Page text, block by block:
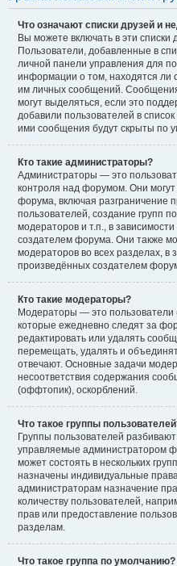
Что означают списки друзей и
Вы можете включать в эти списки
Пользователи, добавленные в
личной панели управления для
информации о том, находятся ли
им личных сообщений.
могут выделяться, если это
добавили пользователей в
ими сообщения будут скрыты по
Кто такие администраторы?
Администраторы — это
контроля над форумом. Они
форума, включая разграничение
пользователей, создание групп
модераторов и т.п., в
создателем форума. Они также
модераторов во всех разделах, в
произведённых создателем
Кто такие модераторы?
Модераторы — это пользователи
которые ежедневно следят за
редактировать или удалять
перемещать, удалять и
отвечают. Основные задачи
несоответствия содержания
(оффтопик), оскорблений.
Что такое группы
Группы пользователей
управляемые администратором
может состоять в нескольких
назначены индивидуальные
администраторам назначение
количеству пользователей,
прав или предоставление
разделам.
Что такое группа по умолчанию?